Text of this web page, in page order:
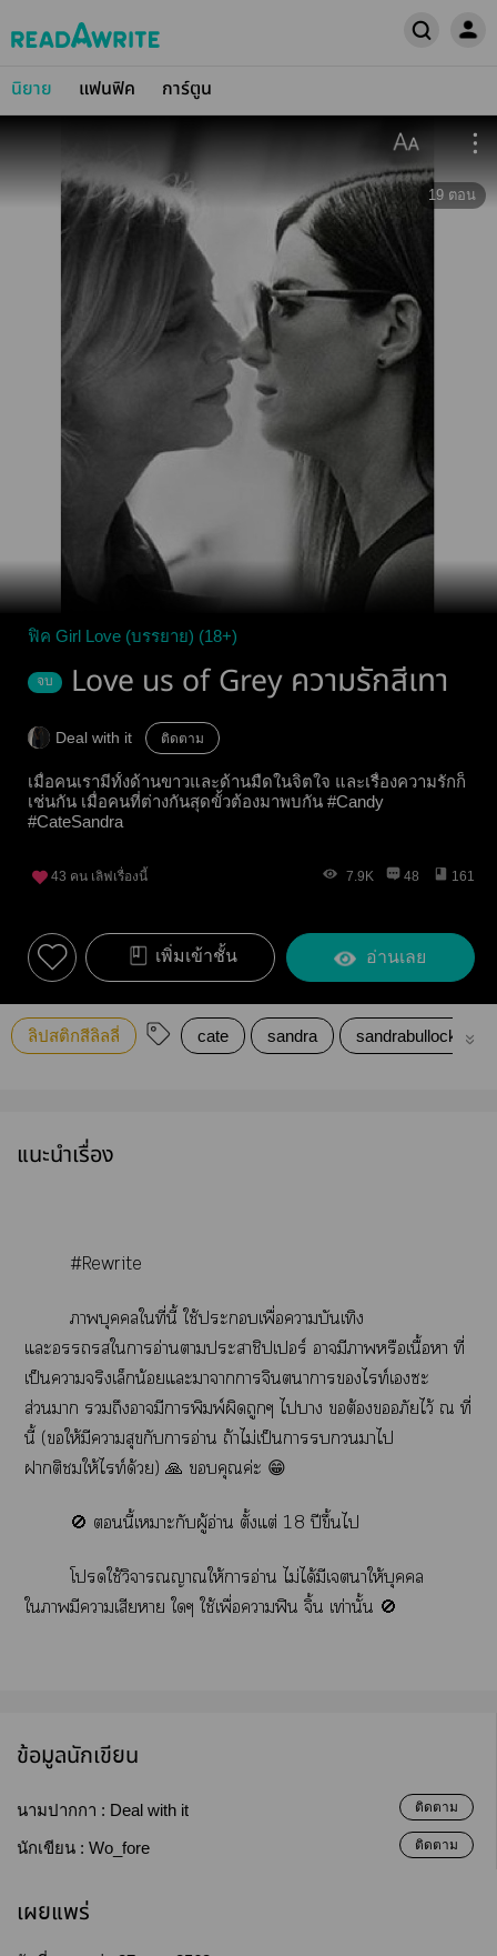
นิยาย แฟนฟิค การ์ตูน
19 ตอน
ฟิค Girl Love (บรรยาย) (18+)
จบ Love us of Grey ความรักสีเทา
Deal with it ติดตาม
เมื่อคนเรามีทั้งด้านขาวและด้านมืดในจิตใจ และเรื่องความรักก็
เช่นกัน เมื่อคนที่ต่างกันสุดขั้วต้องมาพบกัน #Candy
#CateSandra
43 คน เลิฟเรื่องนี้ 7.9K 48 161
เพิ่มเข้าชั้น อ่านเลย
ลิปสติกสีลิลลี่ cate sandra sandrabullock
แนะนำเรื่อง
#Rewrite
าบุคคลใที่นี้ ใช้ะเพื่อาบันเทิง
แะใาอ่านาะาชิปเร์ ามีาหรือเนื้อา ที่
เป็นาจริงเล็กน้อยแะาาาจินตนาการไท์เะ
ส่วนา ถึงามีาพิมพ์ผิดถูกๆ ไา ต้องอภัยไว้ ณ ที่
นี้ (ให้มีาสุขกับาอ่าน ถ้าไม่เป็นาาไ
าติให้ไท์ด้วย) 🙏 คุณค่ะ 😁
🚫 นี้เาะกับผู้อ่าน ตั้งแต่ 18 ปีขึ้นไ
โใช้วิจารณญาณให้าอ่าน ไม่ได้มีเาให้บุคคล
ใามีาเสียา ใๆ ใช้เพื่อาฟิน จิ้น เท่านั้น 🚫
ข้อมูลนักเขียน
นามปากกา : Deal with it ติดตาม
นักเขียน : Wo_fore ติดตาม
เผยแพร่